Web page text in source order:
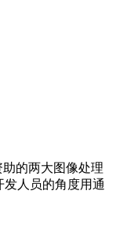
的两大图像处理
人员的角度用通